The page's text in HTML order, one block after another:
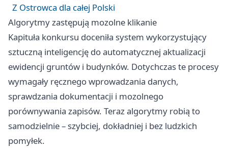
Z Ostrowca dla całej Polski
Algorytmy zastępują mozolne klikanie
Kapituła konkursu doceniła system wykorzystujący
sztuczną inteligencję do automatycznej aktualizacji
ewidencji gruntów i budynków. Dotychczas te procesy
wymagały ręcznego wprowadzania danych,
sprawdzania dokumentacji i mozolnego
porównywania zapisów. Teraz algorytmy robią to
samodzielnie – szybciej, dokładniej i bez ludzkich
pomyłek.